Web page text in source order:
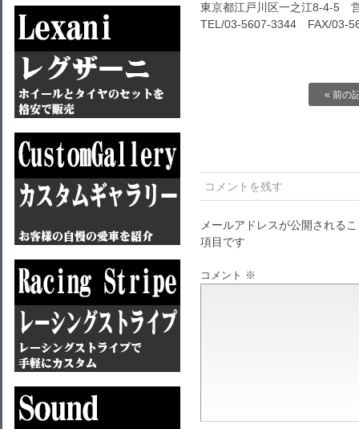
東京都江戸川区一之江8-4-5
TEL/03-5607-3344 FAX/03-
« 前の
コメントを残す
メールアドレスが公開される
項目です
コメント ※